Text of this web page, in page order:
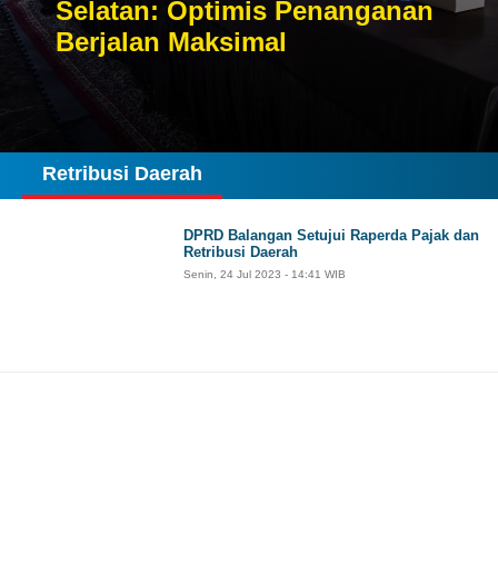
Selatan: Optimis Penanganan
Berjalan Maksimal
Retribusi Daerah
DPRD Balangan Setujui Raperda Pajak dan
Retribusi Daerah
Senin, 24 Jul 2023 - 14:41 WIB